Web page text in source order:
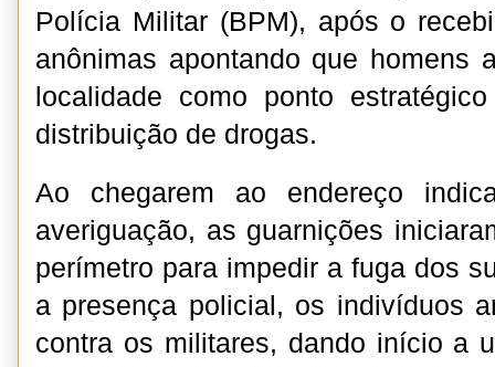
Polícia Militar (BPM), após o
anônimas apontando que homens
localidade como ponto
distribuição de drogas.
Ao chegarem ao endereço
averiguação, as guarnições
perímetro para impedir a fuga dos
a presença policial, os indivíduos
contra os militares, dando início a